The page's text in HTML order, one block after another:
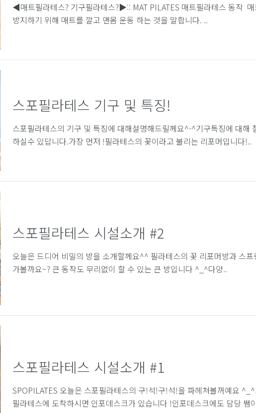
◀매트필라테스? 기구필라테스?▶:: MAT PILATES 매트필라테스 동작
방지하기 위해 매트를 깔고 맨몸 운동 하는 것을 말합니다. ..
스포필라테스 기구 및 특징!
스포필라테스의 기구 및 특징에 대해설명해드릴께요^-^기구특징에 대
하실수 있답니다.가장 먼저 !필라테스의 꽃이라고 불리는 리포머입니다!..
스포필라테스 시설소개 #2
오늘은 드디어 비밀의 방을 소개할께요^^ 필라테스의 꽃 리포머방과 스
가볼까요~? 큰 동작도 무리없이 할 수 있는 큰 방입니다 ^_^다양..
스포필라테스 시설소개 #1
SPOPILATES 오늘은 스포필라테스의 구!석!구!석!을 파헤쳐볼꺼예요
필라테스에 도착하시면 인포데스크가 있습니다 !인포데스크에도 담당 쌤